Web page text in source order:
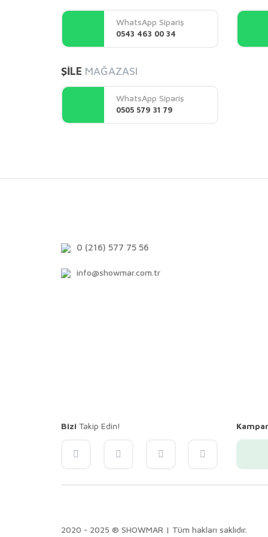
Ürün açıklamasında eksik bilgiler bulunuyor.
Ürün bilgilerinde hatalar bulunuyor.
Ürün fiyatı diğer sitelerden daha pahalı.
Bu ürüne benzer farklı alternatifler olmalı.
WhatsApp Sipariş
0543 463 00 34
ŞİLE MAĞAZASI
WhatsApp Sipariş
0505 579 31 79
0 (216) 577 75 56
info@showmar.com.tr
Bizi Takip Edin!
2020 - 2025 ® SHOWMAR | Tüm hakları saklıdır.